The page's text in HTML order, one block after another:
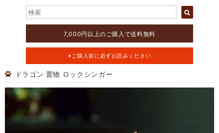
7,000円以上のご購入で送料無料
※ご購入前に必ずお読みください
ドラゴン 置物 ロックシンガー